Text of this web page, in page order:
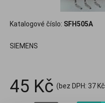
Katalogové číslo: SFH505A
SIEMENS
45 Kč (bez DPH: 37 Kč